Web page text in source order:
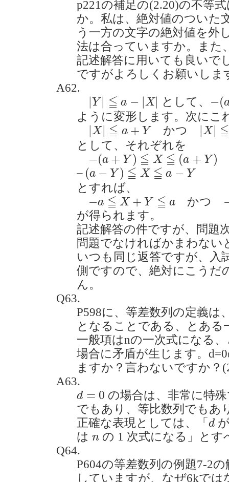
p221の補足の(2.20)の不等
か。私は、絶対値のついた
う一方の文字の絶対値を外
法は合っていますか。また
記述解答に用いても良いで
ですがよろしくお願いしま
A62.
| Y | ≦ a − |X|
|Y|≦ a− として、 −(
(a
ように変形します。次にこ
|X| ≦ a + Y
| X|≦a+Y かつ |X| ≦
|X|≦a
として、それぞれを
−(a + Y ) ≦ X ≦ (a + Y )
−(a + Y )≦X≦( a+Y)
– (a − Y ) ≦ X ≦ a − Y
(a −Y)≦X≦a −Y
とすれば、
−a ≦ X + Y ≦ a
− ≦ X+Y ≦ a かつ
が得られます。
記述解答の件ですが、問題
問題でなければかまわない
いつも同じ返答ですが、入
側ですので、絶対にこうだ
ん。
Q63.
P598に、等差数列の定義は
となることである、とある
一般項はnの一次式になる
場合に矛盾が生じます。
ますか？言わないですか？
A63.
d = 0
d=
の場合は、非常に特
でもあり、等比数列でもあ
正確な表現としては、「 d
d
は n
n の 1 次式になる」とす
Q64.
P604の等差数列の例題7-2
していますが、なぜ6kで